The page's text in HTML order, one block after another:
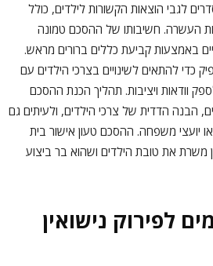
לגבי הוצאות הקשורות לילדים, כולל
העשרה. חשיבותו של ההסכם טמונה
באמצעות קביעת כללים ברורים מראש.
כדי להתאים לשינויים בצרכי הילדים עם
וודאות ויציבות. תהליך הכנת ההסכם
הבנה הדדית של צרכי הילדים, ולעיתים גם
או יועצי משפחה. ההסכם טעון אישור בית
את טובת הילדים ושהוא בר ביצוע
לפירוק נישואין